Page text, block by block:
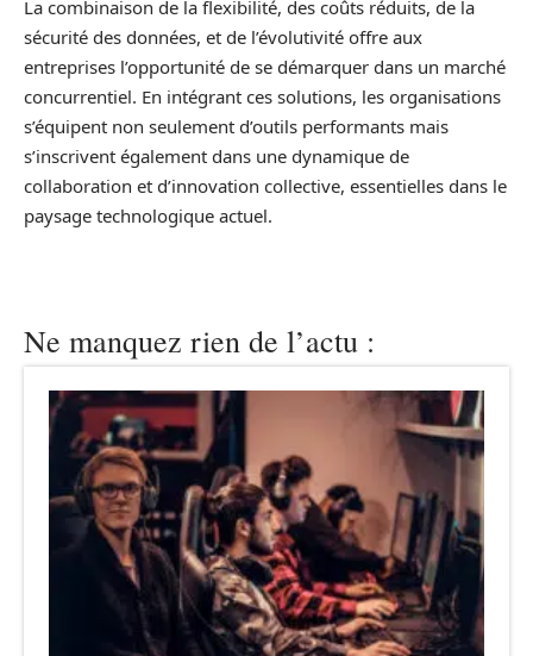
La combinaison de la flexibilité, des coûts réduits, de la
sécurité des données, et de l’évolutivité offre aux
entreprises l’opportunité de se démarquer dans un marché
concurrentiel. En intégrant ces solutions, les organisations
s’équipent non seulement d’outils performants mais
s’inscrivent également dans une dynamique de
collaboration et d’innovation collective, essentielles dans le
paysage technologique actuel.
Ne manquez rien de l’actu :